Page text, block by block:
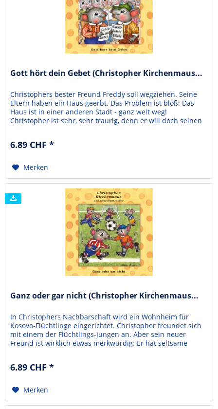
Gott hört dein Gebet (Christopher Kirchenmaus...
Christophers bester Freund Freddy soll wegziehen. Seine
Eltern haben ein Haus geerbt. Das Problem ist bloß: Das
Haus ist in einer anderen Stadt - ganz weit weg!
Christopher ist sehr, sehr traurig, denn er will doch seinen
zusammen in dem neuen Kinderchor singen. Und...
6.89 CHF *
Merken
Ganz oder gar nicht (Christopher Kirchenmaus...
In Christophers Nachbarschaft wird ein Wohnheim für
Kosovo-Flüchtlinge eingerichtet. Christopher freundet sich
mit einem der Flüchtlings-Jungen an. Aber sein neuer
Freund ist wirklich etwas merkwürdig: Er hat seltsame
Christopher davon, was es bedeutet, Jesus ganz...
6.89 CHF *
Merken